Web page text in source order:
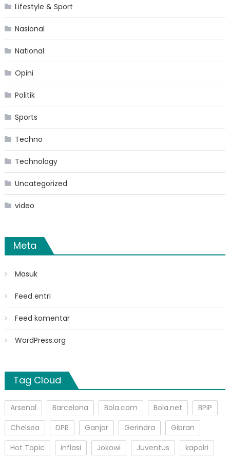
Lifestyle & Sport
Nasional
National
Opini
Politik
Sports
Techno
Technology
Uncategorized
video
Meta
Masuk
Feed entri
Feed komentar
WordPress.org
Tag Cloud
Arsenal Barcelona Bola.com Bola.net
BPIP
Chelsea
DPR Ganjar Gerindra
Gibran
Hot Topic
inflasi Jokowi Juventus
kapolri